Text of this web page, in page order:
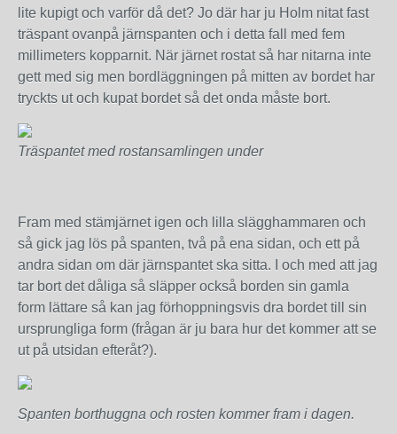
lite kupigt och varför då det? Jo där har ju Holm nitat fast
träspant ovanpå järnspanten och i detta fall med fem
millimeters kopparnit. När järnet rostat så har nitarna inte
gett med sig men bordläggningen på mitten av bordet har
tryckts ut och kupat bordet så det onda måste bort.
Träspantet med rostansamlingen under
Fram med stämjärnet igen och lilla slägghammaren och
så gick jag lös på spanten, två på ena sidan, och ett på
andra sidan om där järnspantet ska sitta. I och med att jag
tar bort det dåliga så släpper också borden sin gamla
form lättare så kan jag förhoppningsvis dra bordet till sin
ursprungliga form (frågan är ju bara hur det kommer att se
ut på utsidan efteråt?).
Spanten borthuggna och rosten kommer fram i dagen.